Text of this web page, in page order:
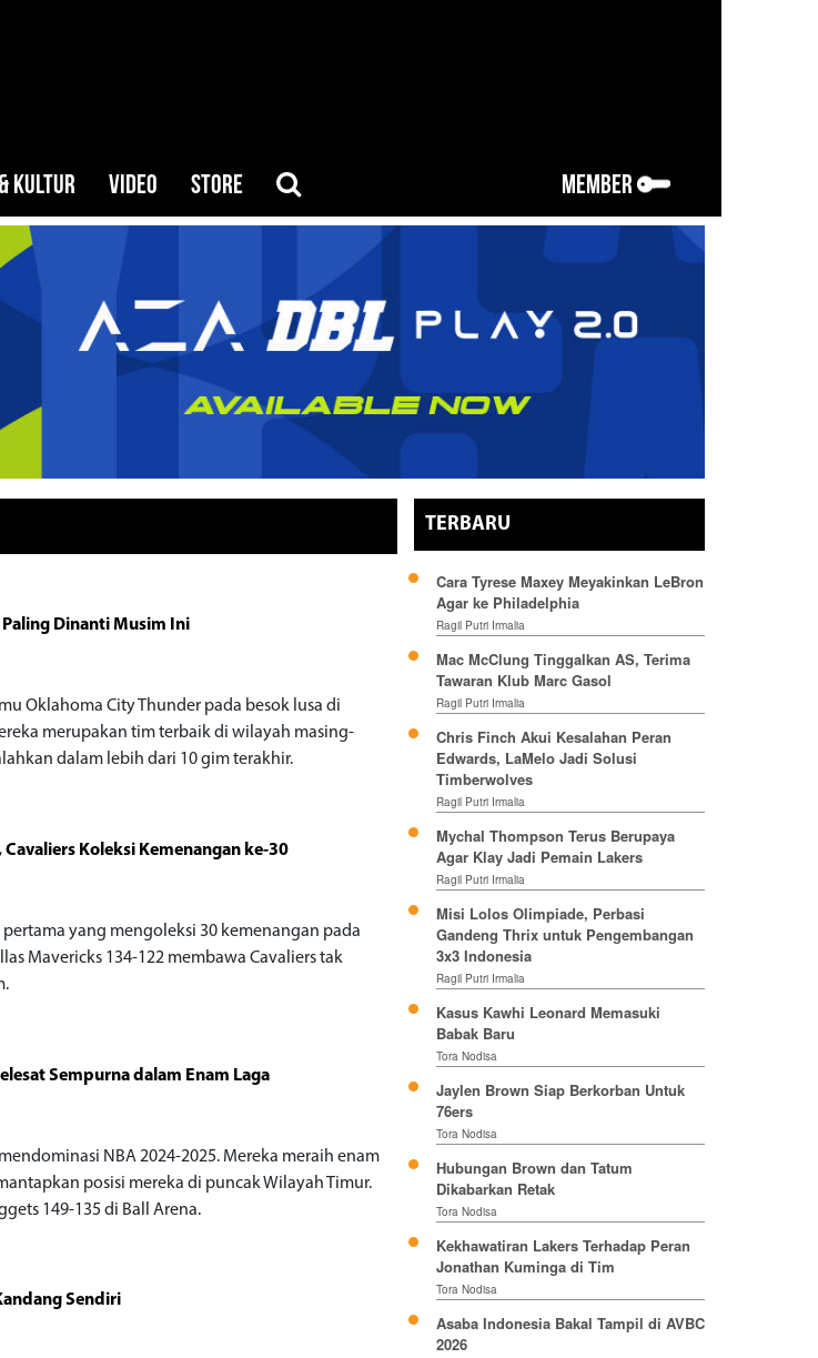
KULTUR VIDEO STORE MEMBER
Paling Dinanti Musim Ini
Oklahoma City Thunder pada besok lusa di
merupakan tim terbaik di wilayah masing-
dalam lebih dari 10 gim terakhir.
Koleksi Kemenangan ke-30
yang mengoleksi 30 kemenangan pada
Mavericks 134-122 membawa Cavaliers tak
Sempurna dalam Enam Laga
NBA 2024-2025. Mereka meraih enam
posisi mereka di puncak Wilayah Timur.
149-135 di Ball Arena.
Sendiri
TERBARU
Cara Tyrese Maxey Meyakinkan LeBron
Agar ke Philadelphia
Ragil Putri Irmalia
Mac McClung Tinggalkan AS, Terima
Tawaran Klub Marc Gasol
Ragil Putri Irmalia
Chris Finch Akui Kesalahan Peran
Edwards, LaMelo Jadi Solusi
Timberwolves
Ragil Putri Irmalia
Mychal Thompson Terus Berupaya
Agar Klay Jadi Pemain Lakers
Ragil Putri Irmalia
Misi Lolos Olimpiade, Perbasi
Gandeng Thrix untuk Pengembangan
3x3 Indonesia
Ragil Putri Irmalia
Kasus Kawhi Leonard Memasuki
Babak Baru
Tora Nodisa
Jaylen Brown Siap Berkorban Untuk
76ers
Tora Nodisa
Hubungan Brown dan Tatum
Dikabarkan Retak
Tora Nodisa
Kekhawatiran Lakers Terhadap Peran
Jonathan Kuminga di Tim
Tora Nodisa
Asaba Indonesia Bakal Tampil di AVBC
2026